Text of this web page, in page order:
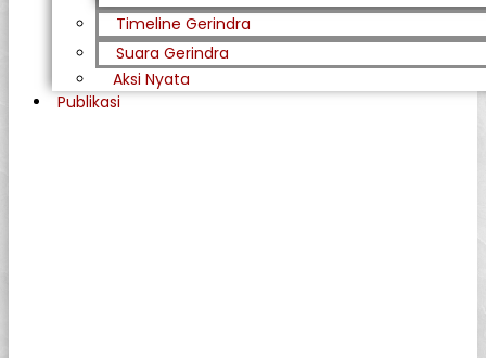
Timeline Gerindra
Suara Gerindra
Aksi Nyata
Publikasi